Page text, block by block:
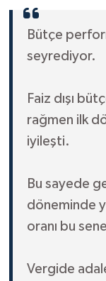
Bütçe
seyrediyor.
Faiz dışı
rağmen ilk
iyileşti.
Bu sayede
döneminde
oranı bu
Vergide